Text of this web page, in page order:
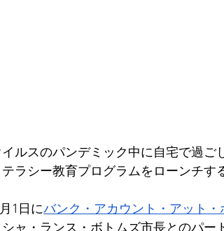
ルスのパンデミック中に自宅で過ご
ラシー教育プログラムをローンチす
1日にバンク・アカウント・アット・
ャ・ランス・ボトムズ市長とのパー